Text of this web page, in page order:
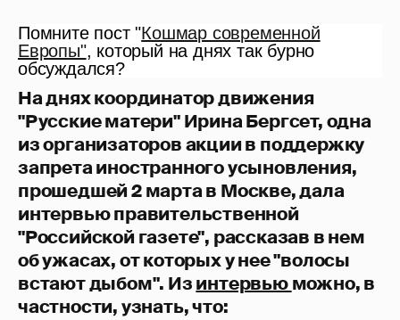
Помните пост "Кошмар современной
Европы", который на днях так бурно
обсуждался?
На днях координатор движения
"Русские матери" Ирина Бергсет, одна
из организаторов акции в поддержку
запрета иностранного усыновления,
прошедшей 2 марта в Москве, дала
интервью правительственной
"Российской газете", рассказав в нем
об ужасах, от которых у нее "волосы
встают дыбом". Изинтервьюможно, в
частности, узнать, что: